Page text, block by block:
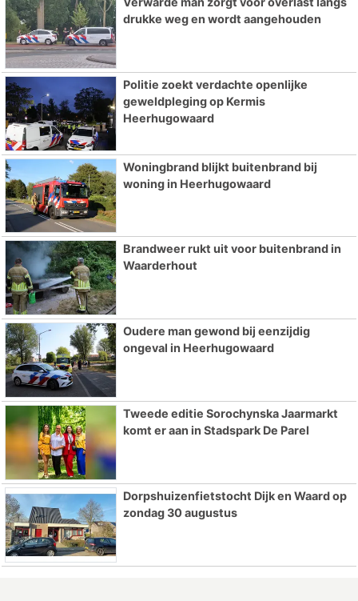
drukke weg en wordt aangehouden
Politie zoekt verdachte openlijke
geweldpleging op Kermis
Heerhugowaard
Woningbrand blijkt buitenbrand bij
woning in Heerhugowaard
Brandweer rukt uit voor buitenbrand in
Waarderhout
Oudere man gewond bij eenzijdig
ongeval in Heerhugowaard
Tweede editie Sorochynska Jaarmarkt
komt er aan in Stadspark De Parel
Dorpshuizenfietstocht Dijk en Waard op
zondag 30 augustus